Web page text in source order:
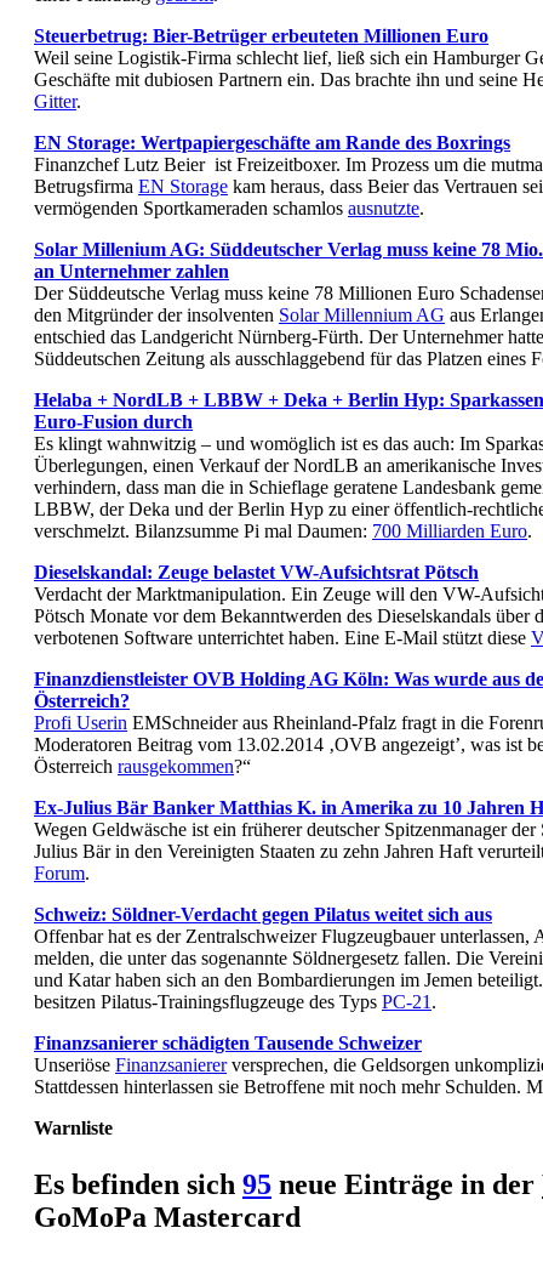
Steuerbetrug: Bier-Betrüger erbeuteten Millionen Euro
Weil seine Logistik-Firma schlecht lief, ließ sich ein Hamburger
Geschäfte mit dubiosen Partnern ein. Das brachte ihn und seine
Gitter.
EN Storage: Wertpapiergeschäfte am Rande des Boxrings
Finanzchef Lutz Beier ist Freizeitboxer. Im Prozess um die
Betrugsfirma EN Storage kam heraus, dass Beier das Vertrauen
vermögenden Sportkameraden schamlos ausnutzte.
Solar Millenium AG: Süddeutscher Verlag muss keine 78
an Unternehmer zahlen
Der Süddeutsche Verlag muss keine 78 Millionen Euro
den Mitgründer der insolventen Solar Millennium AG aus
entschied das Landgericht Nürnberg-Fürth. Der Unternehmer
Süddeutschen Zeitung als ausschlaggebend für das Platzen eines
Helaba + NordLB + LBBW + Deka + Berlin Hyp:
Euro-Fusion durch
Es klingt wahnwitzig – und womöglich ist es das auch: Im
Überlegungen, einen Verkauf der NordLB an amerikanische
verhindern, dass man die in Schieflage geratene Landesbank
LBBW, der Deka und der Berlin Hyp zu einer öffentlich-
verschmelzt. Bilanzsumme Pi mal Daumen: 700 Milliarden Euro.
Dieselskandal: Zeuge belastet VW-Aufsichtsrat Pötsch
Verdacht der Marktmanipulation. Ein Zeuge will den VW-
Pötsch Monate vor dem Bekanntwerden des Dieselskandals über
verbotenen Software unterrichtet haben. Eine E-Mail stützt diese
Finanzdienstleister OVB Holding AG Köln: Was wurde aus
Österreich?
Profi Userin EMSchneider aus Rheinland-Pfalz fragt in die
Moderatoren Beitrag vom 13.02.2014 ‚OVB angezeigt’, was ist
Österreich rausgekommen?“
Ex-Julius Bär Banker Matthias K. in Amerika zu 10 Jahren
Wegen Geldwäsche ist ein früherer deutscher Spitzenmanager
Julius Bär in den Vereinigten Staaten zu zehn Jahren Haft
Forum.
Schweiz: Söldner-Verdacht gegen Pilatus weitet sich aus
Offenbar hat es der Zentralschweizer Flugzeugbauer unterlassen,
melden, die unter das sogenannte Söldnergesetz fallen. Die
und Katar haben sich an den Bombardierungen im Jemen
besitzen Pilatus-Trainingsflugzeuge des Typs PC-21 .
Finanzsanierer schädigten Tausende Schweizer
Unseriöse Finanzsaniererversprechen, die Geldsorgen
Stattdessen hinterlassen sie Betroffene mit noch mehr Schulden.
Warnliste
Es befinden sich 95 neue Einträge in der
GoMoPa Mastercard